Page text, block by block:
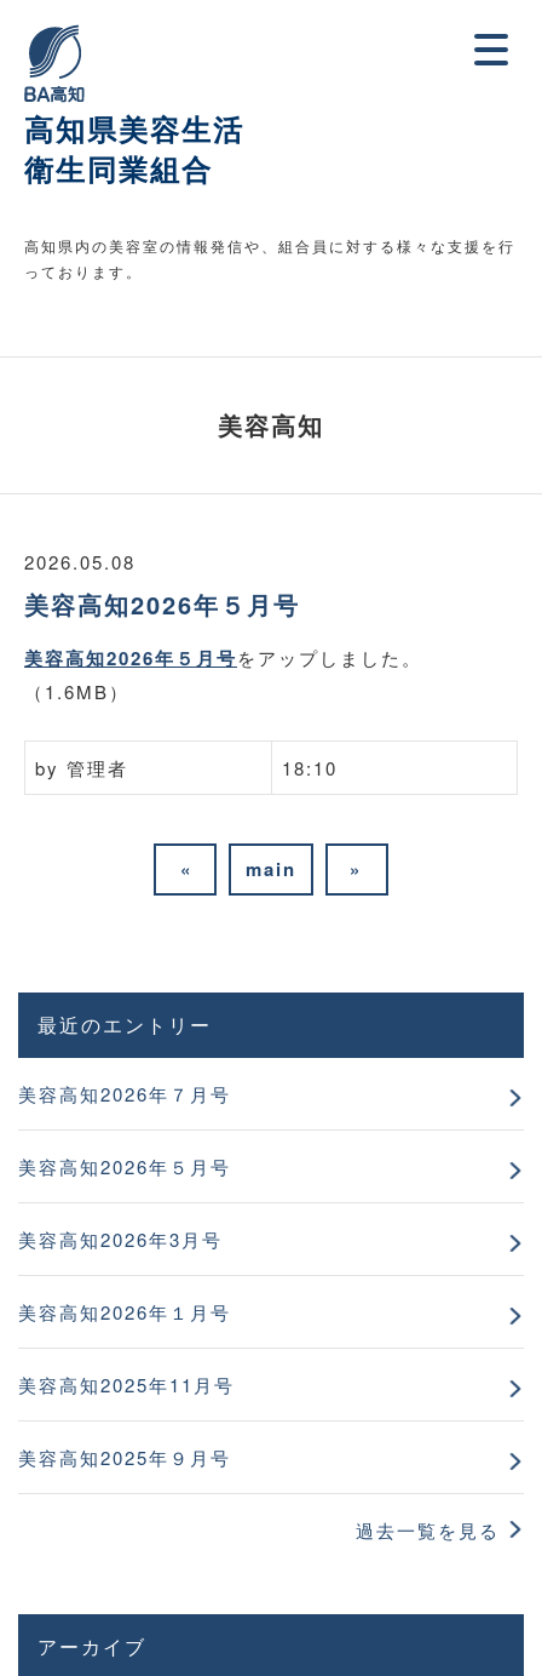
高知県美容生活
衛生同業組合
高知県内の美容室の情報発信や、組合員に対する様々な支援を行
っております。
美容高知
2026.05.08
美容高知2026年５月号
美容高知2026年５月号をアップしました。
（1.6MB）
by 管理者 18:10
« main »
最近のエントリー
美容高知2026年７月号
美容高知2026年５月号
美容高知2026年3月号
美容高知2026年１月号
美容高知2025年11月号
美容高知2025年９月号
過去一覧を見る
アーカイブ